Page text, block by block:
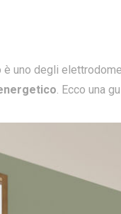
uno degli
. Ecco una